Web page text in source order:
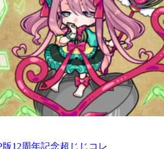
版12周年記念超じじコレ